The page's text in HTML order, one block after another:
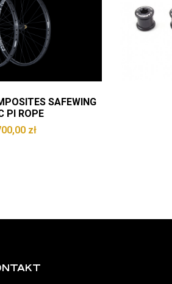
SAFEWING
PI ROPE
zł